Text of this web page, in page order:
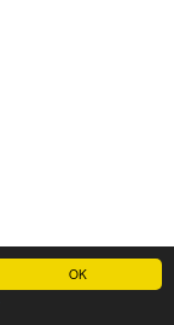
OK